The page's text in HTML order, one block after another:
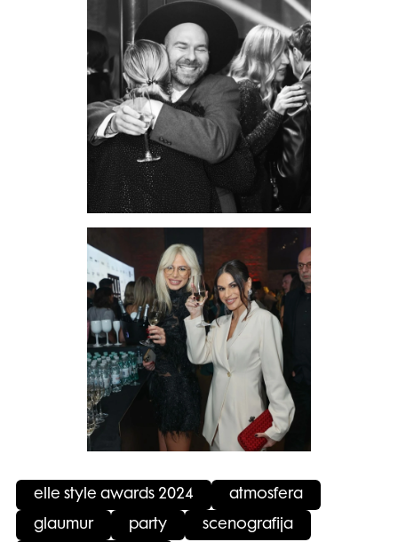
elle style awards 2024 atmosfera
glaumur party scenografija